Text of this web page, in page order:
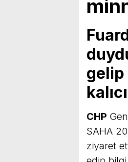
gelip
CHP
SAHA
ziyaret